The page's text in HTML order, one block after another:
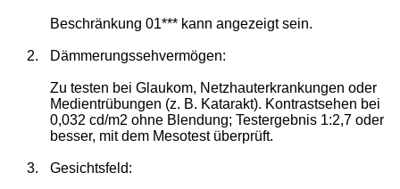
Beschränkung 01*** kann angezeigt sein.
2. Dämmerungssehvermögen:
Zu testen bei Glaukom, Netzhauterkrankungen oder
Medientrübungen (z. B. Katarakt). Kontrastsehen bei
0,032 cd/m2 ohne Blendung; Testergebnis 1:2,7 oder
besser, mit dem Mesotest überprüft.
3. Gesichtsfeld: